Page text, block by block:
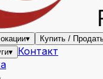
▾ Купить /
▾ Контакт